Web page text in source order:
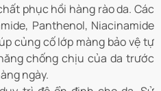
phục hồi hàng rào da. Các
Panthenol, Niacinamide
củng cố lớp màng bảo vệ tự
chống chịu của da trước
ngày.